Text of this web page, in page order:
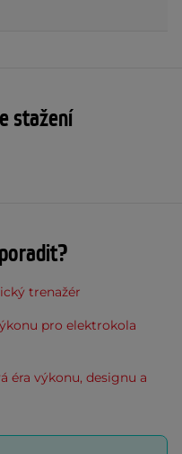
stažení
trenažér
pro elektrokola
éra výkonu, designu a